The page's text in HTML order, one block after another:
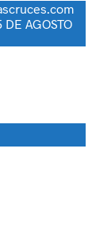
DE AGOSTO